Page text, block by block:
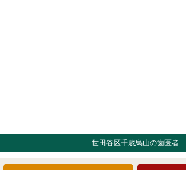
世田谷区千歳烏山の歯医者